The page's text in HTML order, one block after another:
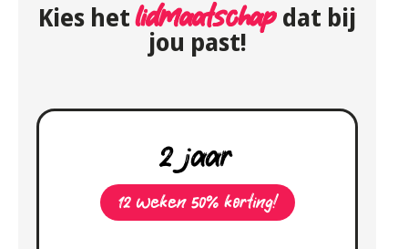
Kies hetlidmaatschapdat bij
jou past!
2 jaar
12 weken 50% korting!